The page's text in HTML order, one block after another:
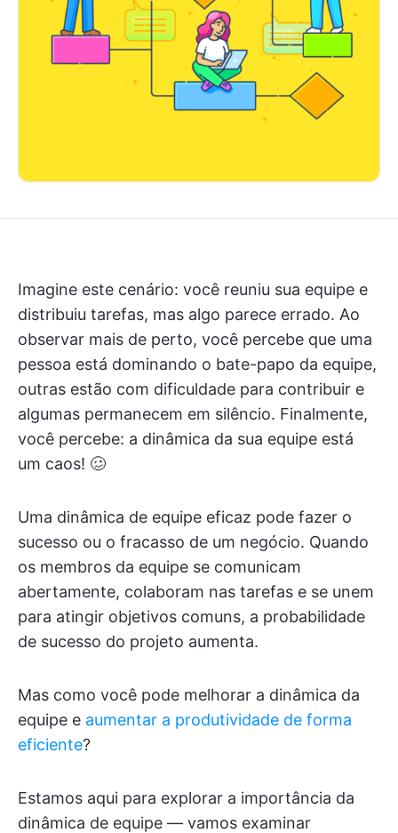
Imagine este cenário: você reuniu sua equipe e
distribuiu tarefas, mas algo parece errado. Ao
observar mais de perto, você percebe que uma
pessoa está dominando o bate-papo da equipe,
outras estão com dificuldade para contribuir e
algumas permanecem em silêncio. Finalmente,
você percebe: a dinâmica da sua equipe está
um caos! 🥴
Uma dinâmica de equipe eficaz pode fazer o
sucesso ou o fracasso de um negócio. Quando
os membros da equipe se comunicam
abertamente, colaboram nas tarefas e se unem
para atingir objetivos comuns, a probabilidade
de sucesso do projeto aumenta.
Mas como você pode melhorar a dinâmica da
equipe e aumentar a produtividade de forma
eficiente?
Estamos aqui para explorar a importância da
dinâmica de equipe — vamos examinar